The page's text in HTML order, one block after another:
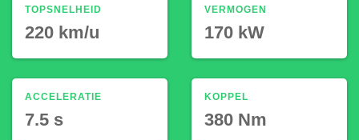
TOPSNELHEID
220 km/u
ACCELERATIE
7.5 s
VERMOGEN
170 kW
KOPPEL
380 Nm